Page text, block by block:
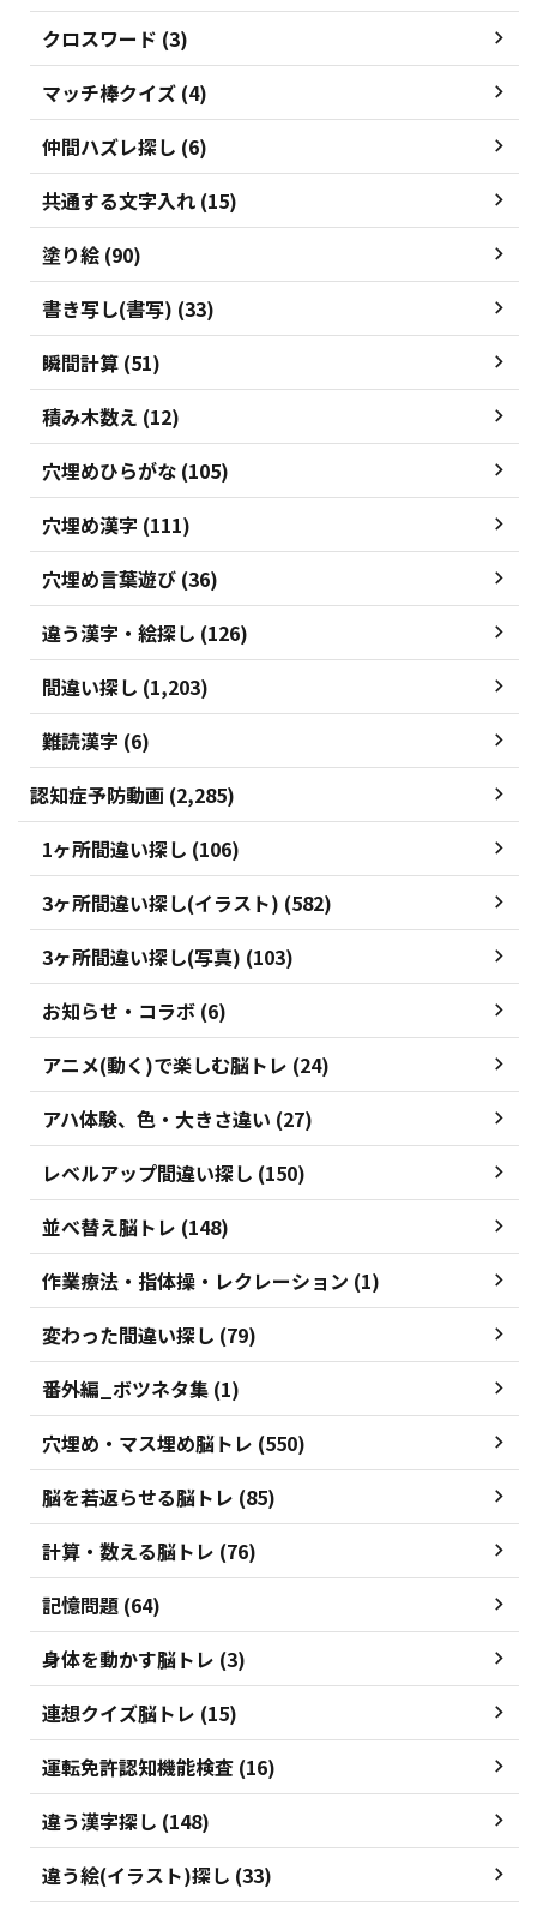
クロスワード (3)
マッチ棒クイズ (4)
仲間ハズレ探し (6)
共通する文字入れ (15)
塗り絵 (90)
書き写し(書写) (33)
瞬間計算 (51)
積み木数え (12)
穴埋めひらがな (105)
穴埋め漢字 (111)
穴埋め言葉遊び (36)
違う漢字・絵探し (126)
間違い探し (1,203)
難読漢字 (6)
認知症予防動画 (2,285)
1ヶ所間違い探し (106)
3ヶ所間違い探し(イラスト) (582)
3ヶ所間違い探し(写真) (103)
お知らせ・コラボ (6)
アニメ(動く)で楽しむ脳トレ (24)
アハ体験、色・大きさ違い (27)
レベルアップ間違い探し (150)
並べ替え脳トレ (148)
作業療法・指体操・レクレーション (1)
変わった間違い探し (79)
番外編_ボツネタ集 (1)
穴埋め・マス埋め脳トレ (550)
脳を若返らせる脳トレ (85)
計算・数える脳トレ (76)
記憶問題 (64)
身体を動かす脳トレ (3)
連想クイズ脳トレ (15)
運転免許認知機能検査 (16)
違う漢字探し (148)
違う絵(イラスト)探し (33)